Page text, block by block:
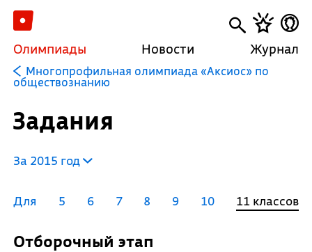
Олимпиады Новости Журнал
Многопрофильная олимпиада «Аксиос» по
обществознанию
Задания
За 2015 год
Для 5 6 7 8 9 10 11 классов
Отборочный этап